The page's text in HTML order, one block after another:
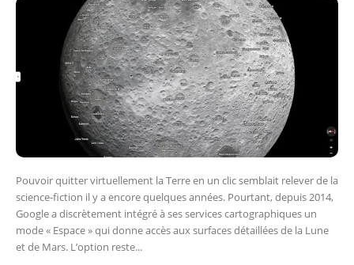
Pouvoir quitter virtuellement la Terre en un clic semblait relever de la
science-fiction il y a encore quelques années. Pourtant, depuis 2014,
Google a discrètement intégré à ses services cartographiques un
mode « Espace » qui donne accès aux surfaces détaillées de la Lune
et de Mars. L’option reste...